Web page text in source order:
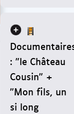
: "le Château
Cousin" +
"Mon fils, un
si long